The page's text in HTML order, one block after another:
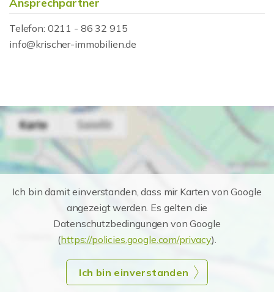
Telefon: 0211 - 86 32 915
info@krischer-immobilien.de
Ich bin damit einverstanden, dass mir Karten von Google
angezeigt werden. Es gelten die
Datenschutzbedingungen von Google
(https://policies.google.com/privacy).
Ich bin einverstanden